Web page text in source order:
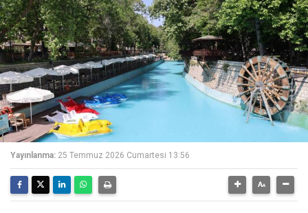
Yayınlanma: 25 Temmuz 2026 Cumartesi 13:56